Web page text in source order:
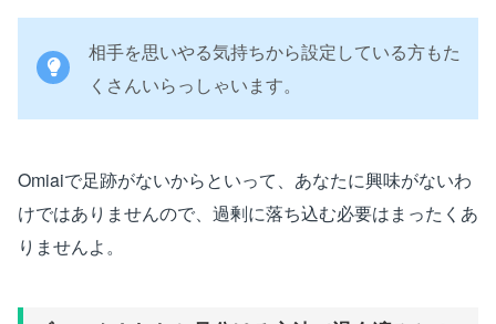
相手を思いやる気持ちから設定している方もた
くさんいらっしゃいます。
Omiaiで足跡がないからといって、あなたに興味がないわ
けではありませんので、過剰に落ち込む必要はまったくあ
りませんよ。